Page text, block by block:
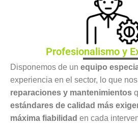
Profesionalismo y
Disponemos de un equipo
experiencia en el sector, lo que
reparaciones y mantenimientos
estándares de calidad más
máxima fiabilidad en cada